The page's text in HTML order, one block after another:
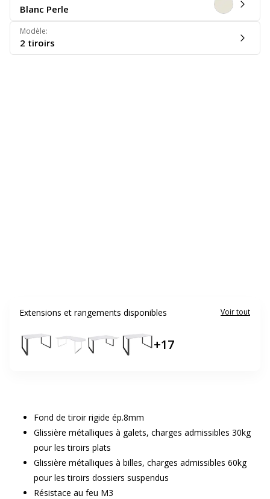
Blanc Perle
Modèle:
2 tiroirs
Extensions et rangements disponibles Voir tout
+17
Fond de tiroir rigide ép.8mm
Glissière métalliques à galets, charges admissibles 30kg
pour les tiroirs plats
Glissière métalliques à billes, charges admissibles 60kg
pour les tiroirs dossiers suspendus
Résistace au feu M3